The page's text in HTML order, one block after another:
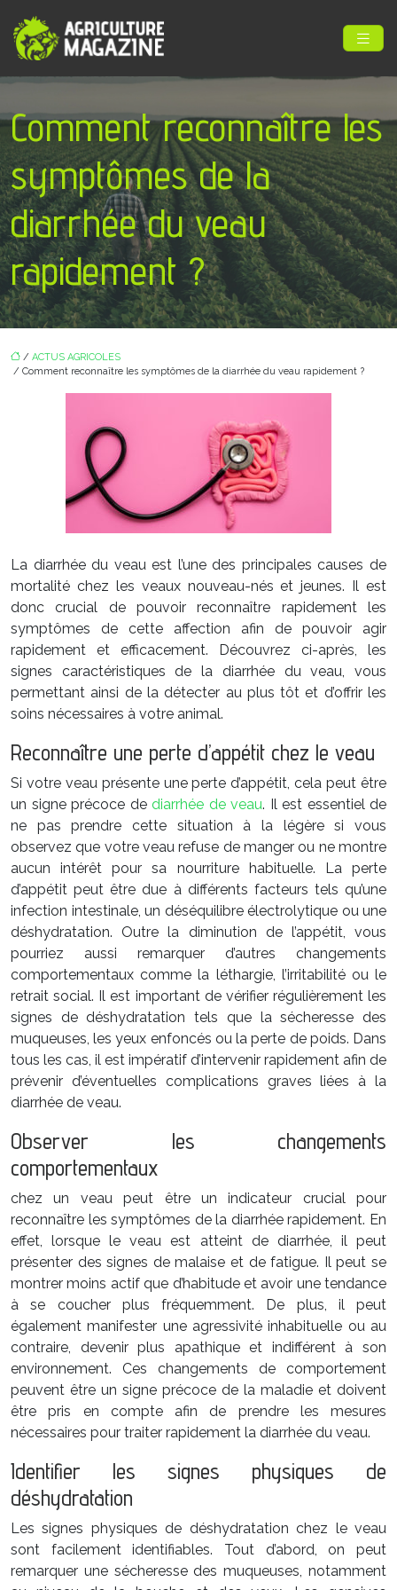
Comment reconnaître les
symptômes de la
diarrhée du veau
rapidement ?
/ ACTUS AGRICOLES
/ Comment reconnaître les symptômes de la diarrhée du veau rapidement ?
La diarrhée du veau est l’une des principales causes de
mortalité chez les veaux nouveau-nés et jeunes. Il est
donc crucial de pouvoir reconnaître rapidement les
symptômes de cette affection afin de pouvoir agir
rapidement et efficacement. Découvrez ci-après, les
signes caractéristiques de la diarrhée du veau, vous
permettant ainsi de la détecter au plus tôt et d’offrir les
soins nécessaires à votre animal.
Reconnaître une perte d’appétit chez le veau
Si votre veau présente une perte d’appétit, cela peut être
un signe précoce de diarrhée de veau. Il est essentiel de
ne pas prendre cette situation à la légère si vous
observez que votre veau refuse de manger ou ne montre
aucun intérêt pour sa nourriture habituelle. La perte
d’appétit peut être due à différents facteurs tels qu’une
infection intestinale, un déséquilibre électrolytique ou une
déshydratation. Outre la diminution de l’appétit, vous
pourriez aussi remarquer d’autres changements
comportementaux comme la léthargie, l’irritabilité ou le
retrait social. Il est important de vérifier régulièrement les
signes de déshydratation tels que la sécheresse des
muqueuses, les yeux enfoncés ou la perte de poids. Dans
tous les cas, il est impératif d’intervenir rapidement afin de
prévenir d’éventuelles complications graves liées à la
diarrhée de veau.
Observer les changements
comportementaux
chez un veau peut être un indicateur crucial pour
reconnaître les symptômes de la diarrhée rapidement. En
effet, lorsque le veau est atteint de diarrhée, il peut
présenter des signes de malaise et de fatigue. Il peut se
montrer moins actif que d’habitude et avoir une tendance
à se coucher plus fréquemment. De plus, il peut
également manifester une agressivité inhabituelle ou au
contraire, devenir plus apathique et indifférent à son
environnement. Ces changements de comportement
peuvent être un signe précoce de la maladie et doivent
être pris en compte afin de prendre les mesures
nécessaires pour traiter rapidement la diarrhée du veau.
Identifier les signes physiques de
déshydratation
Les signes physiques de déshydratation chez le veau
sont facilement identifiables. Tout d’abord, on peut
remarquer une sécheresse des muqueuses, notamment